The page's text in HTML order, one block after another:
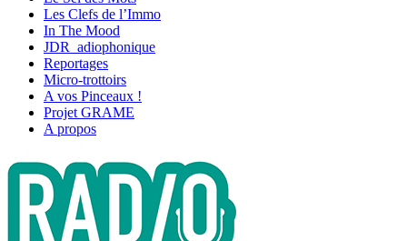
Les Clefs de l’Immo
In The Mood
JDR_adiophonique
Reportages
Micro-trottoirs
A vos Pinceaux !
Projet GRAME
A propos